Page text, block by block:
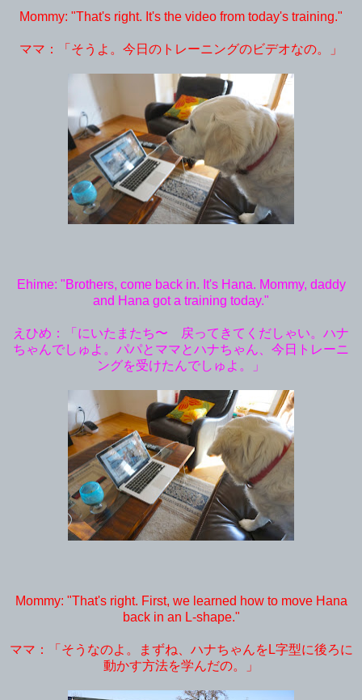
Mommy: "That's right. It's the video from today's training."
ママ：「そうよ。今日のトレーニングのビデオなの。」
Ehime: "Brothers, come back in. It's Hana. Mommy, daddy
and Hana got a training today."
えひめ：「にいたまたち〜 戻ってきてくだしゃい。ハナ
ちゃんでしゅよ。パパとママとハナちゃん、今日トレーニ
ングを受けたんでしゅよ。」
Mommy: "That's right. First, we learned how to move Hana
back in an L-shape."
ママ：「そうなのよ。まずね、ハナちゃんをL字型に後ろに
動かす方法を学んだの。」